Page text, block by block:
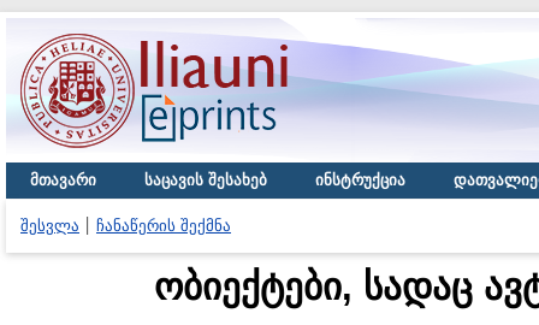
მთავარი საცავის შესახებ ინსტრუქცია
შესვლა ჩანაწერის შექმნა
ობიექტები, სადაც